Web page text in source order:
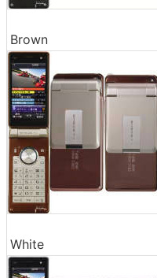
Brown
White